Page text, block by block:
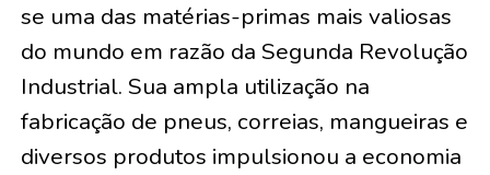
se uma das matérias-primas mais valiosas
do mundo em razão da Segunda Revolução
Industrial. Sua ampla utilização na
fabricação de pneus, correias, mangueiras e
diversos produtos impulsionou a economia